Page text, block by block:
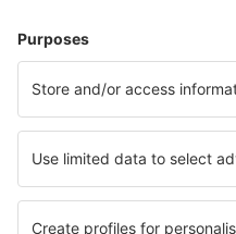
Cazare în Suedia - Orașe
Cazare în Ystad Cazare
Cazare în Goteborg
Cazare în Hoor Cazare în